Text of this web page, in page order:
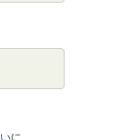
に